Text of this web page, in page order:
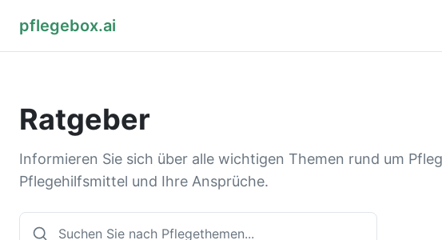
pflegebox.ai
Ratgeber
Informieren Sie sich über alle wichtigen Themen rund um
Pflegehilfsmittel und Ihre Ansprüche.